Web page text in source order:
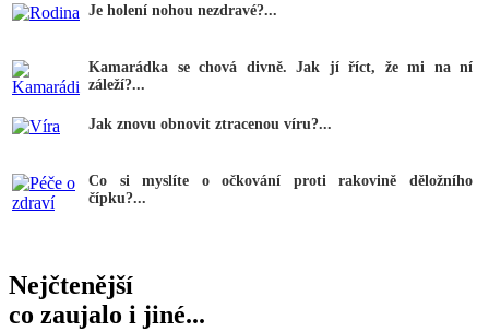
Je holení nohou nezdravé?...
Kamarádka se chová divně. Jak jí říct, že mi na ní
záleží?...
Jak znovu obnovit ztracenou víru?...
Co si myslíte o očkování proti rakovině děložního
čípku?...
Nejčtenější
co zaujalo i jiné...